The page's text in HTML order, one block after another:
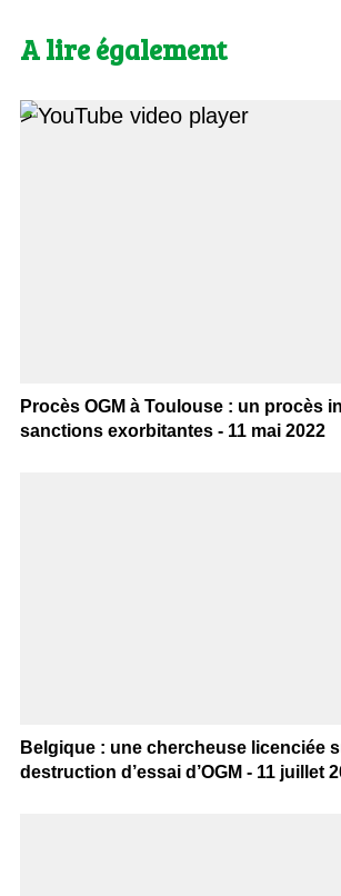
A lire également
>
Procès OGM à Toulouse : un procès
sanctions exorbitantes - 11 mai 2022
Belgique : une chercheuse licenciée
destruction d’essai d’OGM - 11 juillet